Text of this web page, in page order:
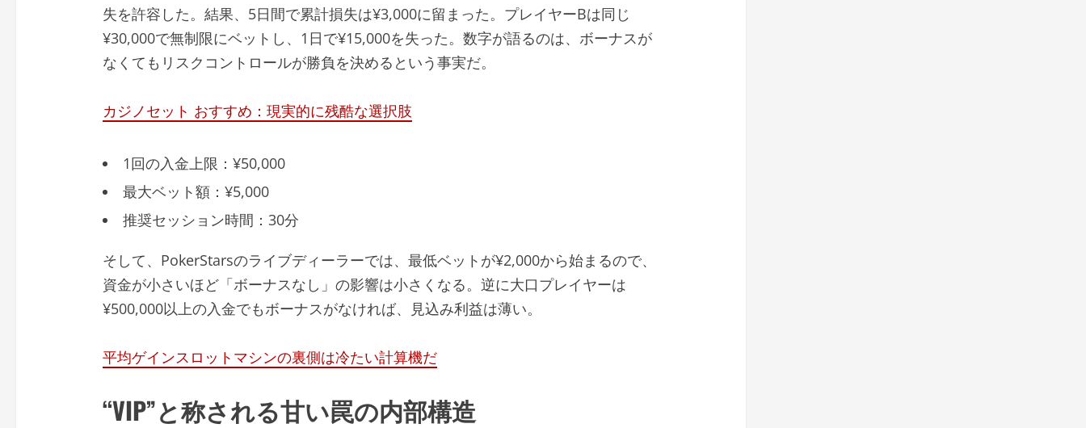
失を許容した。結果、5日間で累計損失は¥3,000に留まった。プレイヤーBは同じ
¥30,000で無制限にベットし、1日で¥15,000を失った。数字が語るのは、ボーナスが
なくてもリスクコントロールが勝負を決めるという事実だ。
カジノセット おすすめ：現実的に残酷な選択肢
1回の入金上限：¥50,000
最大ベット額：¥5,000
推奨セッション時間：30分
そして、PokerStarsのライブディーラーでは、最低ベットが¥2,000から始まるので、
資金が小さいほど「ボーナスなし」の影響は小さくなる。逆に大口プレイヤーは
¥500,000以上の入金でもボーナスがなければ、見込み利益は薄い。
平均ゲインスロットマシンの裏側は冷たい計算機だ
“VIP”と称される甘い罠の内部構造